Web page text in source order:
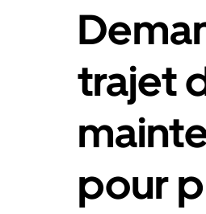
trajet
pour